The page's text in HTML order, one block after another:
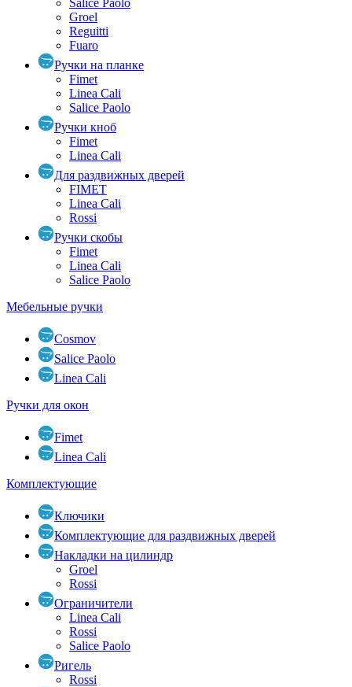
Groel
Reguitti
Fuaro
Ручки на планке
Fimet
Linea Cali
Salice Paolo
Ручки кноб
Fimet
Linea Cali
Для раздвижных дверей
FIMET
Linea Cali
Rossi
Ручки скобы
Fimet
Linea Cali
Salice Paolo
Мебельные ручки
Cosmov
Salice Paolo
Linea Cali
Ручки для окон
Fimet
Linea Cali
Комплектующие
Ключики
Комплектующие для раздвижных дверей
Накладки на цилиндр
Groel
Rossi
Ограничители
Linea Cali
Rossi
Salice Paolo
Ригель
Rossi